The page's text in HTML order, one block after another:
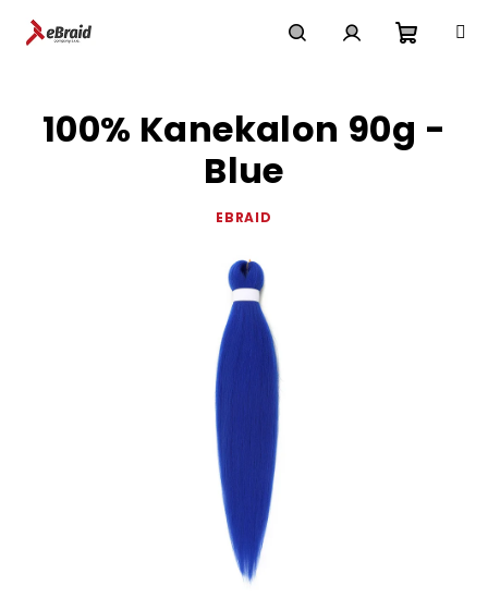
košík
100% Kanekalon 90g -
Blue
EBRAID